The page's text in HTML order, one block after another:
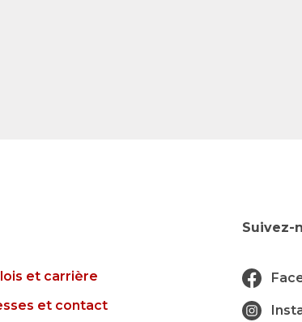
et carrière
et contact
Suivez-